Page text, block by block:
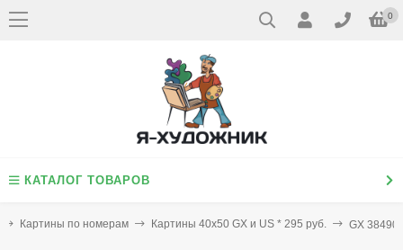
0
КАТАЛОГ ТОВАРОВ
Картины по номерам Картины 40х50 GX и US * 295 руб. GX 38490